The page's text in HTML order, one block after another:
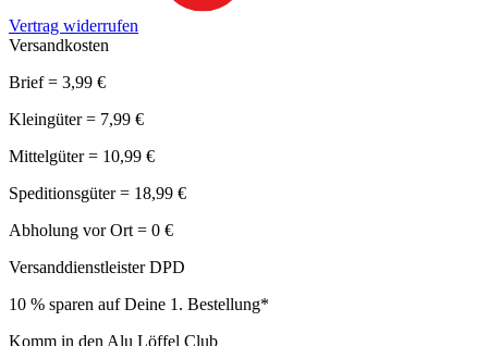
Vertrag widerrufen
Versandkosten
Brief = 3,99 €
Kleingüter = 7,99 €
Mittelgüter = 10,99 €
Speditionsgüter = 18,99 €
Abholung vor Ort = 0 €
Versanddienstleister DPD
10 % sparen auf Deine 1. Bestellung*
Komm in den Alu Löffel Club